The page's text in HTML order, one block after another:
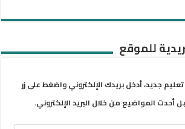
للموقع
جديد، أدخل بريدك الإلكتروني واضغط على زر
أحدث المواضيع من خلال البريد الإلكتروني.